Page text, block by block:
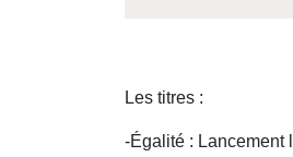
Les titres :
-Égalité : Lancement